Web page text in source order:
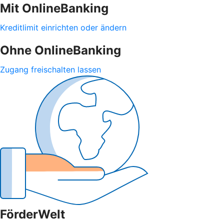
Mit OnlineBanking
Kreditlimit einrichten oder ändern
Ohne OnlineBanking
Zugang freischalten lassen
FörderWelt